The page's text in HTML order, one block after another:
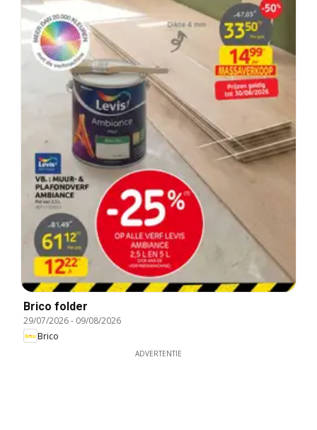
Brico folder
29/07/2026- 09/08/2026
Brico
ADVERTENTIE